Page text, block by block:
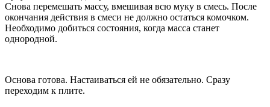
Снова перемешать массу, вмешивая всю муку в смесь. После
окончания действия в смеси не должно остаться комочком.
Необходимо добиться состояния, когда масса станет
однородной.
Основа готова. Настаиваться ей не обязательно. Сразу
переходим к плите.